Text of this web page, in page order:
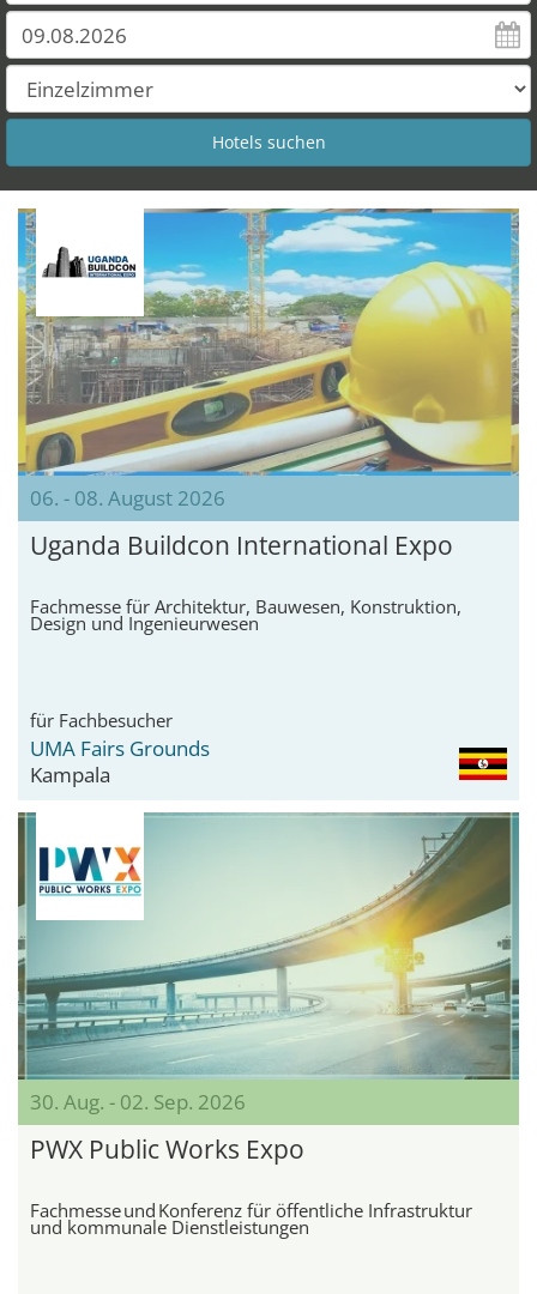
06. - 08. August 2026
Uganda Buildcon International Expo
Fachmesse für Architektur, Bauwesen, Konstruktion,
Design und Ingenieurwesen
für Fachbesucher
UMA Fairs Grounds
Kampala
30. Aug. - 02. Sep. 2026
PWX Public Works Expo
Fachmesse und Konferenz für öffentliche Infrastruktur
und kommunale Dienstleistungen